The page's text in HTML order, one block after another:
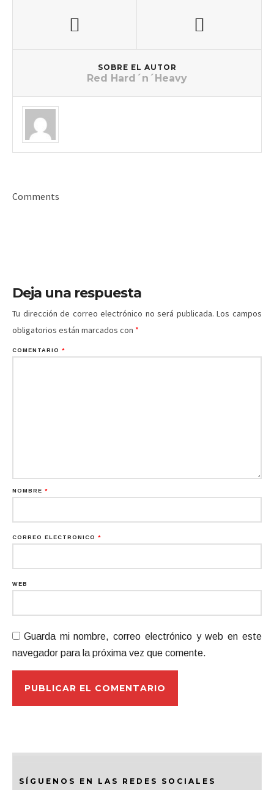
SOBRE EL AUTOR
Red Hard´n´Heavy
Comments
Deja una respuesta
Tu dirección de correo electrónico no será publicada. Los campos
obligatorios están marcados con *
COMENTARIO *
NOMBRE *
CORREO ELECTRÓNICO *
WEB
Guarda mi nombre, correo electrónico y web en este
navegador para la próxima vez que comente.
SÍGUENOS EN LAS REDES SOCIALES